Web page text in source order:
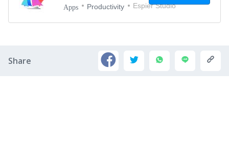
Apps Productivity Espier Studio
Share